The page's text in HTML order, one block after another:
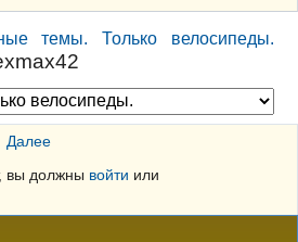
темы. Только велосипеды.
Далее
вы должны войти или